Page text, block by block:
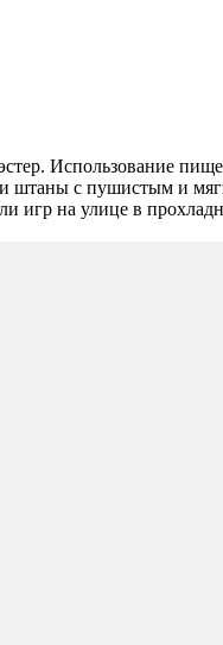
Использование
штаны с пушистым и
игр на улице в